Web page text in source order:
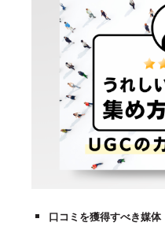
口コミを獲得すべき媒体